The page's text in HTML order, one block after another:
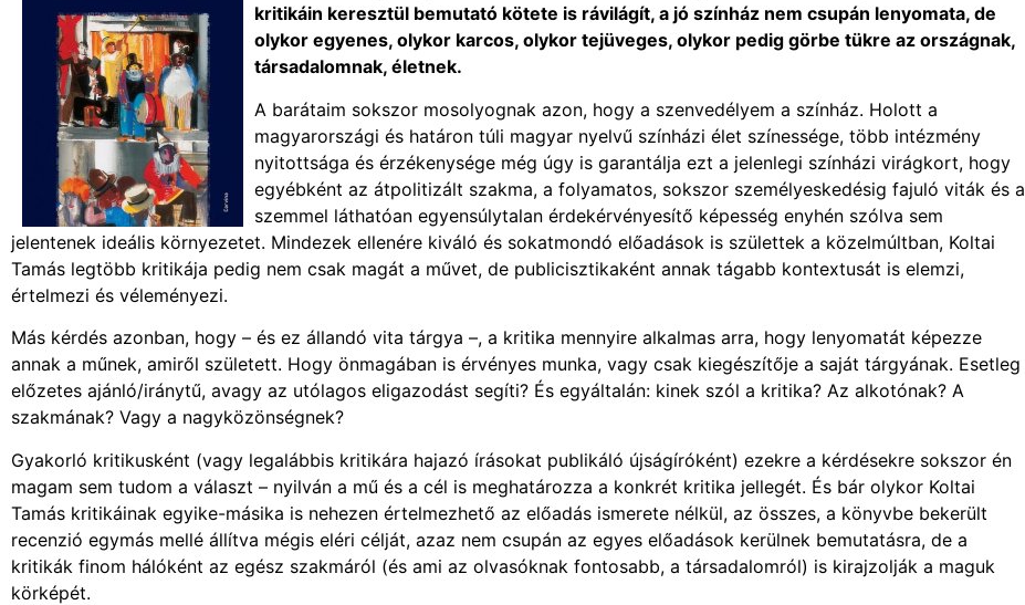
kritikáin keresztül bemutató kötete is rávilágít, a jó színház nem csupán lenyomata, de
olykor egyenes, olykor karcos, olykor tejüveges, olykor pedig görbe tükre az országnak,
társadalomnak, életnek.
A barátaim sokszor mosolyognak azon, hogy a szenvedélyem a színház. Holott a
magyarországi és határon túli magyar nyelvű színházi élet színessége, több intézmény
nyitottsága és érzékenysége még úgy is garantálja ezt a jelenlegi színházi virágkort, hogy
egyébként az átpolitizált szakma, a folyamatos, sokszor személyeskedésig fajuló viták és a
szemmel láthatóan egyensúlytalan érdekérvényesítő képesség enyhén szólva sem
jelentenek ideális környezetet. Mindezek ellenére kiváló és sokatmondó előadások is születtek a közelmúltban, Koltai
Tamás legtöbb kritikája pedig nem csak magát a művet, de publicisztikaként annak tágabb kontextusát is elemzi,
értelmezi és véleményezi.
Más kérdés azonban, hogy – és ez állandó vita tárgya –, a kritika mennyire alkalmas arra, hogy lenyomatát képezze
annak a műnek, amiről született. Hogy önmagában is érvényes munka, vagy csak kiegészítője a saját tárgyának. Esetleg
előzetes ajánló/iránytű, avagy az utólagos eligazodást segíti? És egyáltalán: kinek szól a kritika? Az alkotónak? A
szakmának? Vagy a nagyközönségnek?
Gyakorló kritikusként (vagy legalábbis kritikára hajazó írásokat publikáló újságíróként) ezekre a kérdésekre sokszor én
magam sem tudom a választ – nyilván a mű és a cél is meghatározza a konkrét kritika jellegét. És bár olykor Koltai
Tamás kritikáinak egyike-másika is nehezen értelmezhető az előadás ismerete nélkül, az összes, a könyvbe bekerült
recenzió egymás mellé állítva mégis eléri célját, azaz nem csupán az egyes előadások kerülnek bemutatásra, de a
kritikák finom hálóként az egész szakmáról (és ami az olvasóknak fontosabb, a társadalomról) is kirajzolják a maguk
körképét.